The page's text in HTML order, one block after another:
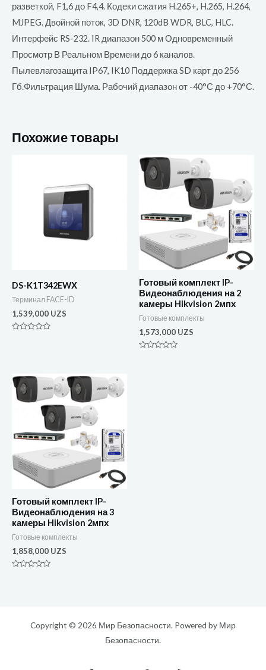
разветкой, F1,6 до F4,4. Кодеки сжатия H.265+, H.265, H.264,
MJPEG. Двойной поток, 3D DNR, 120dB WDR, BLC, HLC.
Интерфейс RS-232. IR диапазон 500 м Одновременный
Просмотр В Реальном Времени до 6 каналов.
Пылевлагозащита IP67, IK10 Поддержка SD карт до 256
Гб.Фильтрация Шума. Рабочий диапазон от -40°С до +70°С.
Похожие товары
DS-K1T342EWХ
Терминал FACE-ID
1,539,000 UZS
Готовый комплект IP-
Видеонаблюдения на 2
камеры Hikvision 2мпх
Готовые комплекты
1,573,000 UZS
Готовый комплект IP-
Видеонаблюдения на 3
камеры Hikvision 2мпх
Готовые комплекты
1,858,000 UZS
Copyright © 2026 Мир Безопасности. Powered by Мир
Безопасности.